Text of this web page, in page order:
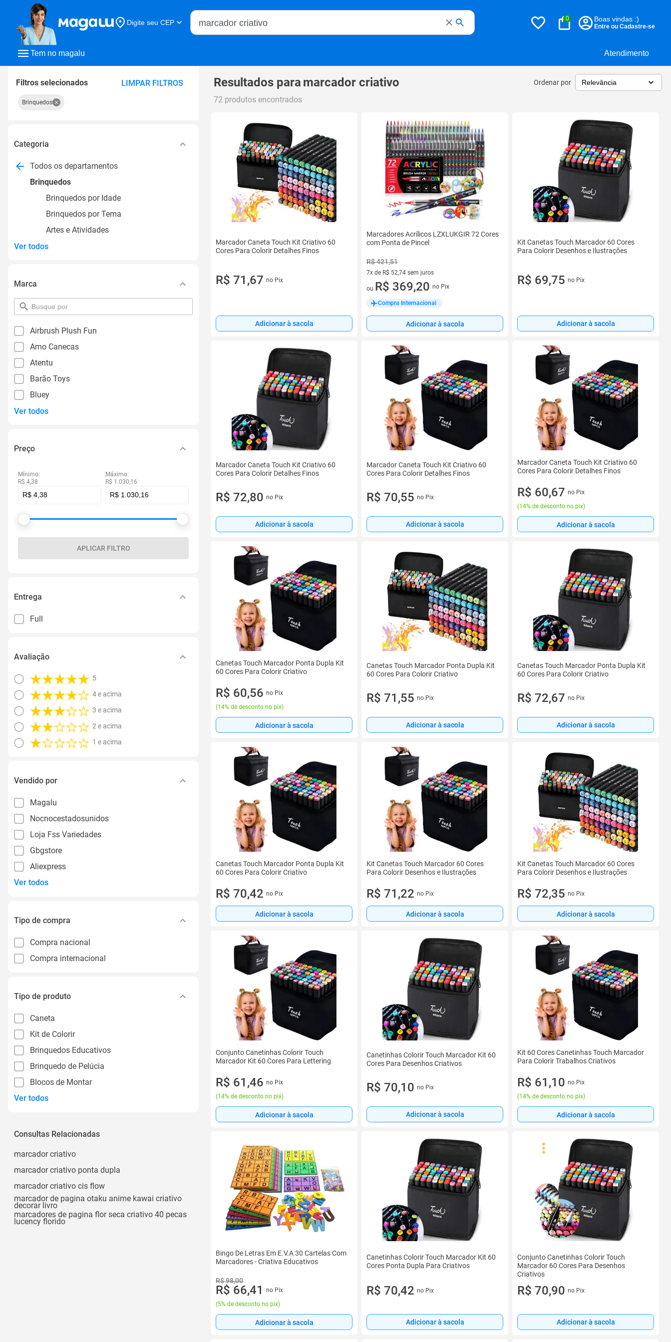
Tem no magalu Atendimento
Digite seu CEP
Buscar no Magalu
0 Boas vindas :)
Entre ou Cadastre-se
Filtros selecionados LIMPAR FILTROS
Brinquedos
Categoria
Todos os departamentos
Brinquedos
Brinquedos por Idade
Brinquedos por Tema
Artes e Atividades
Ver todos
Marca
pesquisar
por
Airbrush Plush Fun
Amo Canecas
Atentu
Barão Toys
Bluey
Ver todos
Preço
Mínimo:
R$ 4,38
Máximo:
R$ 1.030,16
APLICAR FILTRO
Entrega
Full
Avaliação
5
4 e acima
3 e acima
2 e acima
1 e acima
Vendido por
Magalu
Nocnocestadosunidos
Loja Fss Variedades
Gbgstore
Aliexpress
Ver todos
Tipo de compra
Compra nacional
Compra internacional
Tipo de produto
Caneta
Kit de Colorir
Brinquedos Educativos
Brinquedo de Pelúcia
Blocos de Montar
Ver todos
Consultas Relacionadas
marcador criativo
marcador criativo ponta dupla
marcador criativo cis flow
marcador de pagina otaku anime kawai criativo
decorar livro
marcadores de pagina flor seca criativo 40 pecas
lucency florido
Resultados para marcador criativo Ordenar por
72 produtos encontrados
Marcador Caneta Touch Kit Criativo 60
Cores Para Colorir Detalhes Finos
R$ 71,67 no Pix
Adicionar à sacola
Marcadores Acrílicos LZXLUKGIR 72 Cores
com Ponta de Pincel
R$ 421,51
7x de R$ 52,74 sem juros
7 vez de R$ 52,74 sem juros
ou R$ 369,20 no Pix
Compra Internacional
Adicionar à sacola
Kit Canetas Touch Marcador 60 Cores
Para Colorir Desenhos e Ilustrações
R$ 69,75 no Pix
Adicionar à sacola
Marcador Caneta Touch Kit Criativo 60
Cores Para Colorir Detalhes Finos
R$ 72,80 no Pix
Adicionar à sacola
Marcador Caneta Touch Kit Criativo 60
Cores Para Colorir Detalhes Finos
R$ 70,55 no Pix
Adicionar à sacola
Marcador Caneta Touch Kit Criativo 60
Cores Para Colorir Detalhes Finos
R$ 60,67 no Pix
(14% de desconto no pix)
Adicionar à sacola
Canetas Touch Marcador Ponta Dupla Kit
60 Cores Para Colorir Criativo
R$ 60,56 no Pix
(14% de desconto no pix)
Adicionar à sacola
Canetas Touch Marcador Ponta Dupla Kit
60 Cores Para Colorir Criativo
R$ 71,55 no Pix
Adicionar à sacola
Canetas Touch Marcador Ponta Dupla Kit
60 Cores Para Colorir Criativo
R$ 72,67 no Pix
Adicionar à sacola
Canetas Touch Marcador Ponta Dupla Kit
60 Cores Para Colorir Criativo
R$ 70,42 no Pix
Adicionar à sacola
Kit Canetas Touch Marcador 60 Cores
Para Colorir Desenhos e Ilustrações
R$ 71,22 no Pix
Adicionar à sacola
Kit Canetas Touch Marcador 60 Cores
Para Colorir Desenhos e Ilustrações
R$ 72,35 no Pix
Adicionar à sacola
Conjunto Canetinhas Colorir Touch
Marcador Kit 60 Cores Para Lettering
R$ 61,46 no Pix
(14% de desconto no pix)
Adicionar à sacola
Canetinhas Colorir Touch Marcador Kit 60
Cores Para Desenhos Criativos
R$ 70,10 no Pix
Adicionar à sacola
Kit 60 Cores Canetinhas Touch Marcador
Para Colorir Trabalhos Criativos
R$ 61,10 no Pix
(14% de desconto no pix)
Adicionar à sacola
Bingo De Letras Em E.V.A 30 Cartelas Com
Marcadores - Criativa Educativos
R$ 98,00
R$ 66,41
no Pix
(5% de desconto no pix)
Adicionar à sacola
Canetinhas Colorir Touch Marcador Kit 60
Cores Ponta Dupla Para Criativos
R$ 70,42 no Pix
Adicionar à sacola
Conjunto Canetinhas Colorir Touch
Marcador 60 Cores Para Desenhos
Criativos
R$ 70,90 no Pix
Adicionar à sacola